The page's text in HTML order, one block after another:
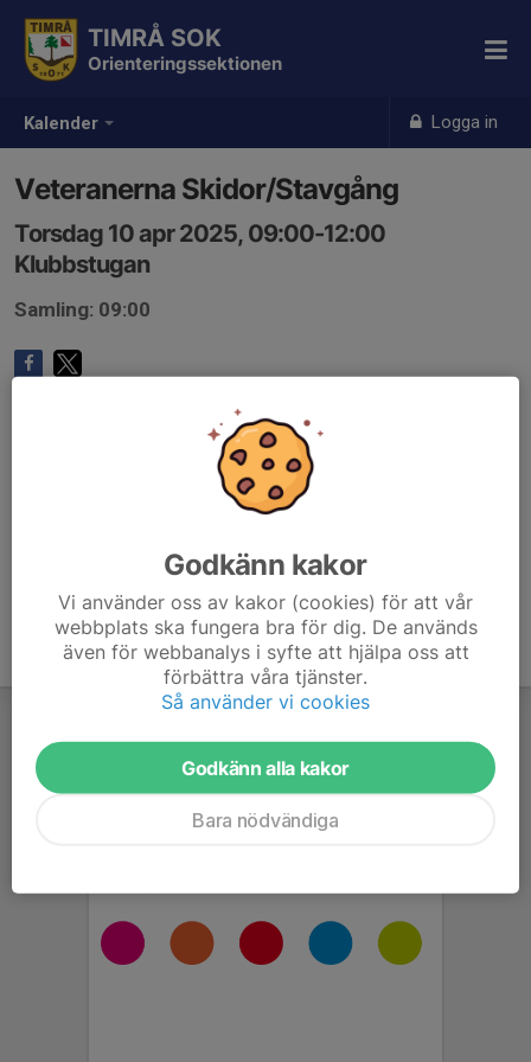
Kalender Logga in
TIMRÅ SOK
Orienteringssektionen
Veteranerna Skidor/Stavgång
Torsdag 10 apr 2025, 09:00-12:00
Klubbstugan
Samling: 09:00
Godkänn kakor
Vi använder oss av kakor (cookies) för att vår
webbplats ska fungera bra för dig. De används
även för webbanalys i syfte att hjälpa oss att
förbättra våra tjänster.
Så använder vi cookies
Godkänn alla kakor
Bara nödvändiga